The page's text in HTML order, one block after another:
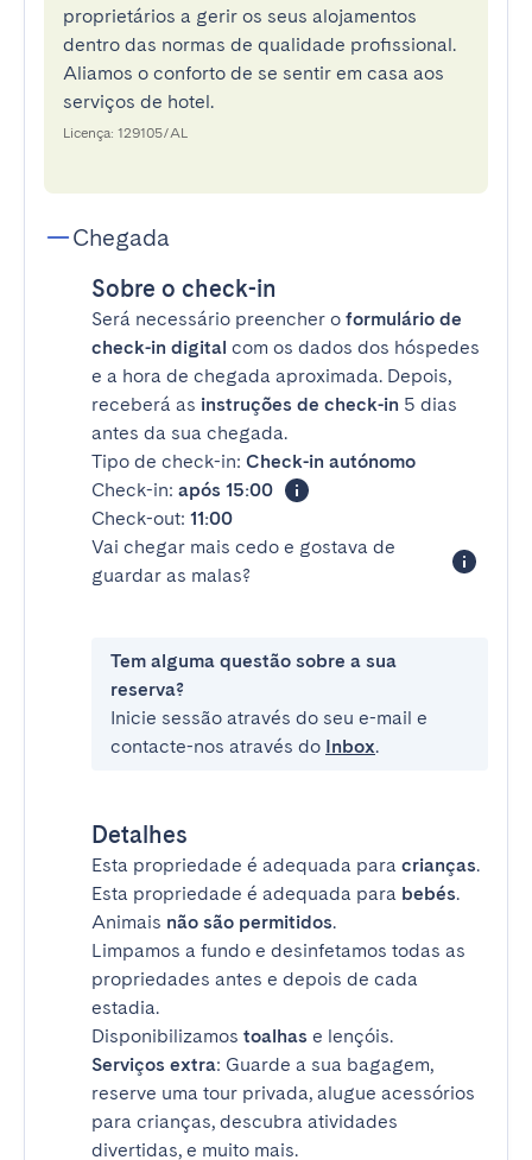
proprietários a gerir os seus alojamentos
dentro das normas de qualidade profissional.
Aliamos o conforto de se sentir em casa aos
serviços de hotel.
Licença: 129105/AL
Chegada
Sobre o check-in
Será necessário preencher o formulário de
check-in digital com os dados dos hóspedes
e a hora de chegada aproximada. Depois,
receberá as instruções de check-in 5 dias
antes da sua chegada.
Tipo de check-in: Check-in autónomo
Check-in: após 15:00
Check-out: 11:00
Vai chegar mais cedo e gostava de
guardar as malas?
Tem alguma questão sobre a sua
reserva?
Inicie sessão através do seu e-mail e
contacte-nos através do Inbox.
Detalhes
Esta propriedade é adequada para crianças.
Esta propriedade é adequada para bebés.
Animais não são permitidos.
Limpamos a fundo e desinfetamos todas as
propriedades antes e depois de cada
estadia.
Disponibilizamos toalhas e lençóis.
Serviços extra: Guarde a sua bagagem,
reserve uma tour privada, alugue acessórios
para crianças, descubra atividades
divertidas, e muito mais.